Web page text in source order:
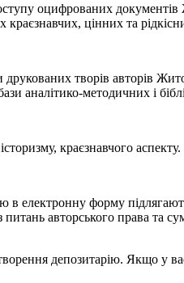
оцифрованих
цінних та
творів авторів
аналітико-методичних і
краєзнавчого аспекту.
в електронну форму
авторського права та
депозитарію. Якщо у вас